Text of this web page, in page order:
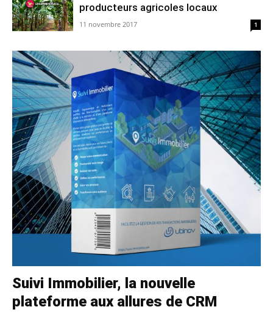
producteurs agricoles locaux
11 novembre 2017 1
Suivi Immobilier, la nouvelle
plateforme aux allures de CRM